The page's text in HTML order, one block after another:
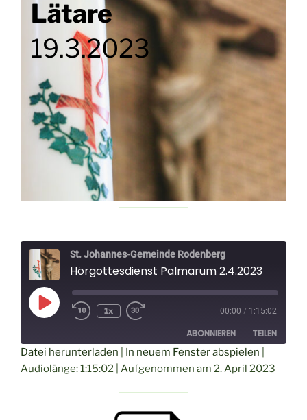
Lätare
19.3.2023
St. Johannes-Gemeinde Rodenberg
Hörgottesdienst Palmarum 2.4.2023
Play
Episode
1x 00:00 / 1:15:02
ABONNIEREN TEILEN
TEILEN
Datei herunterladen In neuem Fenster abspielen
Audiolänge: 1:15:02 Aufgenommen am 2. April 2023